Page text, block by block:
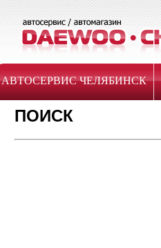
АВТОСЕРВИС ЧЕЛЯБИНСК
ПОИСК